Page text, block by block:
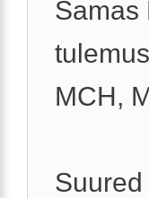
Samas
MCH,
Suured